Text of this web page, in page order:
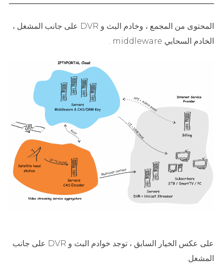
المحتوى من المجمع ، وخادم البث و DVR على جانب المشغل ،
الخادم السحابي middleware .
على عكس الخيار السابق ، توجد خوادم البث و DVR على جانب
المشغل.